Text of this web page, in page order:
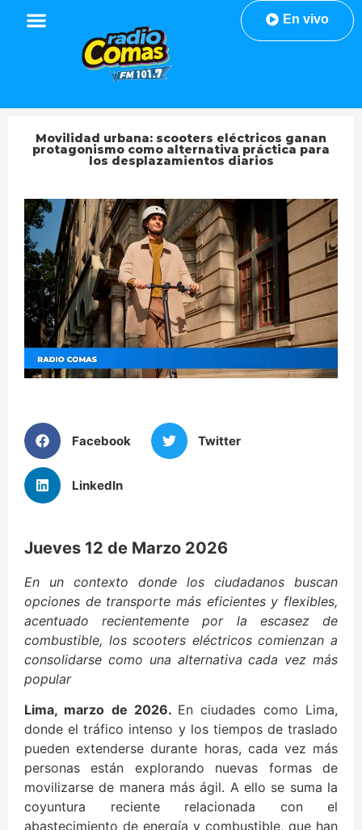
En vivo
Movilidad urbana: scooters eléctricos ganan
protagonismo como alternativa práctica para
los desplazamientos diarios
Facebook Twitter
LinkedIn
Jueves 12 de Marzo 2026
En un contexto donde los ciudadanos buscan
opciones de transporte más eficientes y flexibles,
acentuado recientemente por la escasez de
combustible, los scooters eléctricos comienzan a
consolidarse como una alternativa cada vez más
popular
Lima, marzo de 2026. En ciudades como Lima,
donde el tráfico intenso y los tiempos de traslado
pueden extenderse durante horas, cada vez más
personas están explorando nuevas formas de
movilizarse de manera más ágil. A ello se suma la
coyuntura reciente relacionada con el
abastecimiento de energía y combustible, que han